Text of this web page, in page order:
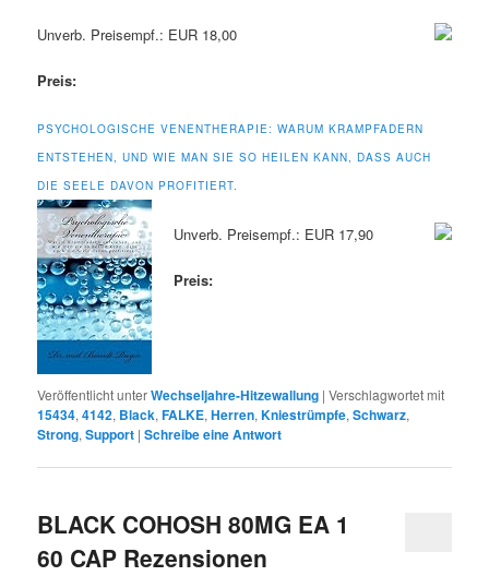
Unverb. Preisempf.: EUR 18,00
Preis:
PSYCHOLOGISCHE VENENTHERAPIE: WARUM KRAMPFADERN
ENTSTEHEN, UND WIE MAN SIE SO HEILEN KANN, DASS AUCH
DIE SEELE DAVON PROFITIERT.
Unverb. Preisempf.: EUR 17,90
Preis:
Veröffentlicht unterWechseljahre-Hitzewallung |Verschlagwortet mit
15434,4142, Black,FALKE,Herren,Kniestrümpfe,Schwarz,
Strong,Support |Schreibe eine Antwort
BLACK COHOSH 80MG EA 1
60 CAP Rezensionen